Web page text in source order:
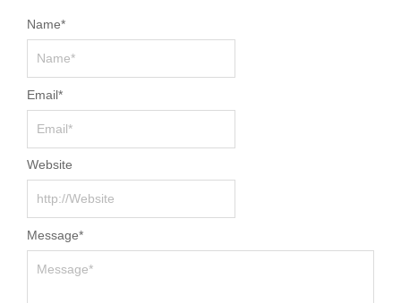
Message*
Name*
Email*
Website